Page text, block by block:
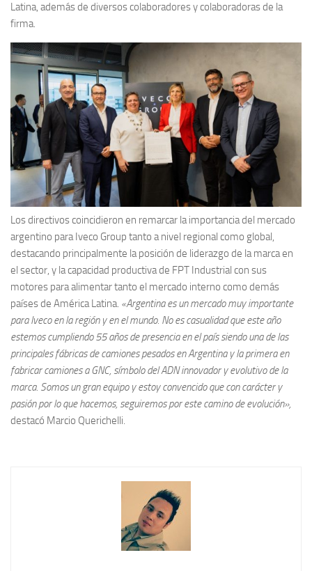
Latina, además de diversos colaboradores y colaboradoras de la
firma.
Los directivos coincidieron en remarcar la importancia del mercado
argentino para Iveco Group tanto a nivel regional como global,
destacando principalmente la posición de liderazgo de la marca en
el sector, y la capacidad productiva de FPT Industrial con sus
motores para alimentar tanto el mercado interno como demás
países de América Latina. «Argentina es un mercado muy importante
para Iveco en la región y en el mundo. No es casualidad que este año
estemos cumpliendo 55 años de presencia en el país siendo una de las
principales fábricas de camiones pesados en Argentina y la primera en
fabricar camiones a GNC, símbolo del ADN innovador y evolutivo de la
marca. Somos un gran equipo y estoy convencido que con carácter y
pasión por lo que hacemos, seguiremos por este camino de evolución»,
destacó Marcio Querichelli.